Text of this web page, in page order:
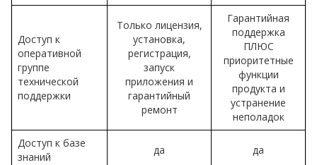
Доступ к
оперативной
группе
технической
поддержки
Только лицензия,
установка,
регистрация,
запуск
приложения и
гарантийный
ремонт
Гарантийная
поддержка
ПЛЮС
приоритетные
функции
продукта и
устранение
неполадок
Доступ к базе
знаний
да да